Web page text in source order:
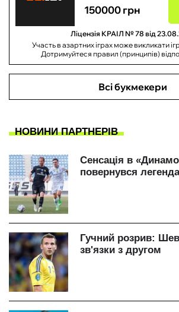
150000 грн
Ліцензія КРАІЛ № 78 від
Участь в азартних іграх може викликати
Дотримуйтеся правил (принципів)
Всі букмекери